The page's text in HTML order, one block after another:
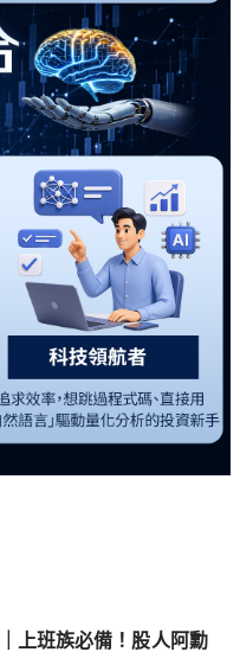
上班族必備！股人阿勳